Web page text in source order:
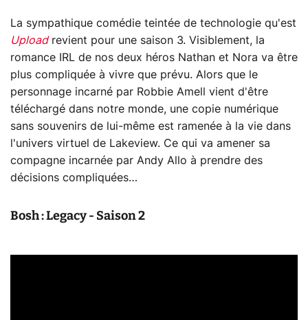
La sympathique comédie teintée de technologie qu'est
Uploadrevient pour une saison 3. Visiblement, la
romance IRL de nos deux héros Nathan et Nora va être
plus compliquée à vivre que prévu. Alors que le
personnage incarné par Robbie Amell vient d'être
téléchargé dans notre monde, une copie numérique
sans souvenirs de lui-même est ramenée à la vie dans
l'univers virtuel de Lakeview. Ce qui va amener sa
compagne incarnée par Andy Allo à prendre des
décisions compliquées…
Bosh : Legacy - Saison 2